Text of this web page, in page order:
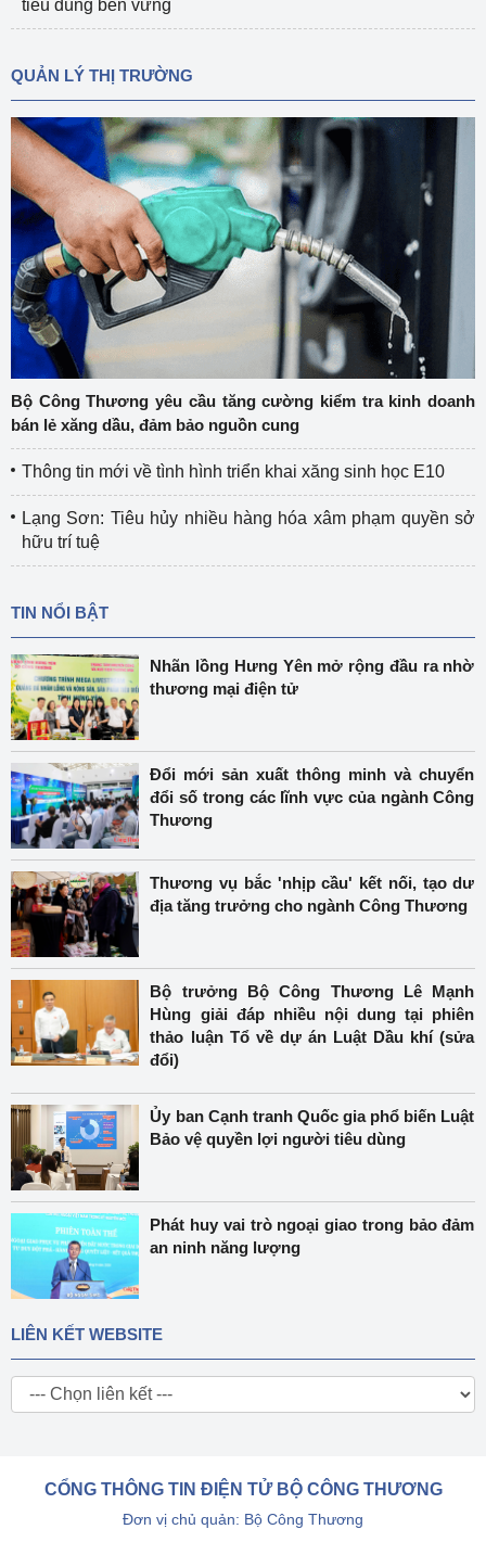
tiêu dùng bền vững
QUẢN LÝ THỊ TRƯỜNG
Bộ Công Thương yêu cầu tăng cường kiểm tra kinh doanh
bán lẻ xăng dầu, đảm bảo nguồn cung
Thông tin mới về tình hình triển khai xăng sinh học E10
Lạng Sơn: Tiêu hủy nhiều hàng hóa xâm phạm quyền sở
hữu trí tuệ
TIN NỔI BẬT
Nhãn lồng Hưng Yên mở rộng đầu ra nhờ
thương mại điện tử
Đổi mới sản xuất thông minh và chuyển
đổi số trong các lĩnh vực của ngành Công
Thương
Thương vụ bắc 'nhịp cầu' kết nối, tạo dư
địa tăng trưởng cho ngành Công Thương
Bộ trưởng Bộ Công Thương Lê Mạnh
Hùng giải đáp nhiều nội dung tại phiên
thảo luận Tổ về dự án Luật Dầu khí (sửa
đổi)
Ủy ban Cạnh tranh Quốc gia phổ biến Luật
Bảo vệ quyền lợi người tiêu dùng
Phát huy vai trò ngoại giao trong bảo đảm
an ninh năng lượng
LIÊN KẾT WEBSITE
CỔNG THÔNG TIN ĐIỆN TỬ BỘ CÔNG THƯƠNG
Đơn vị chủ quản: Bộ Công Thương